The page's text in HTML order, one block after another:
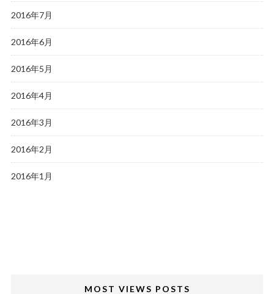
2016年7月
2016年6月
2016年5月
2016年4月
2016年3月
2016年2月
2016年1月
MOST VIEWS POSTS